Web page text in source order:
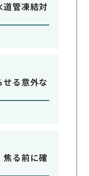
道管凍結対
る意外な
焦る前に確